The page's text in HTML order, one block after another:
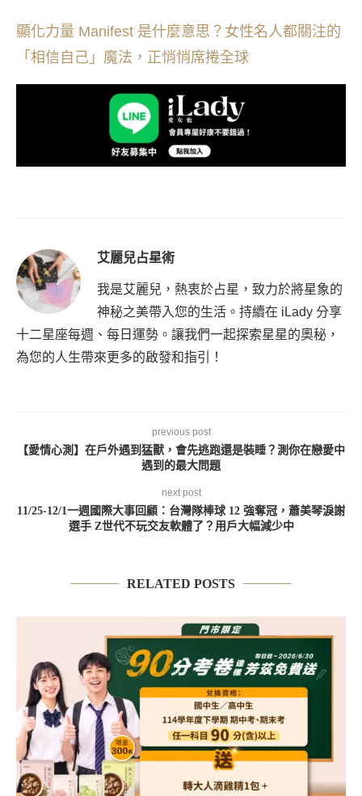
顯化力量 Manifest 是什麼意思？女性名人都關注的
「相信自己」魔法，正悄悄席捲全球
艾麗兒占星術
我是艾麗兒，熱衷於占星，致力於將星象的
神秘之美帶入您的生活。持續在 iLady 分享
十二星座每週、每日運勢。讓我們一起探索星星的奧秘，
為您的人生帶來更多的啟發和指引！
previous post
【愛情心測】在戶外遇到猛獸，會先逃跑還是裝睡？測你在戀愛中
遇到的最大問題
next post
11/25-12/1一週國際大事回顧：台灣隊棒球 12 強奪冠，蕭美琴淚謝
選手 Z世代不玩交友軟體了？用戶大幅減少中
RELATED POSTS